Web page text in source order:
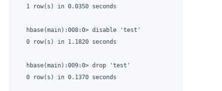
  1 row(s) in 0.0350 seconds
  hbase(main):008:0> disable 'test'
  0 row(s) in 1.1820 seconds
  hbase(main):009:0> drop 'test'
  0 row(s) in 0.1370 seconds